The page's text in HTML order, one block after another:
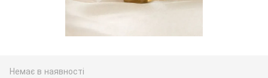
Немає в наявності